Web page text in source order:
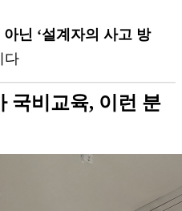
닌 ‘설계자의 사고 방
다
국비교육, 이런 분